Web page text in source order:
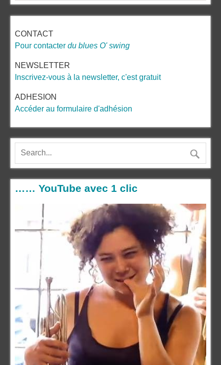
CONTACT
Pour contacter du blues O' swing
NEWSLETTER
Inscrivez-vous à la newsletter, c'est gratuit
ADHESION
Accéder au formulaire d'adhésion
…… YouTube avec 1 clic